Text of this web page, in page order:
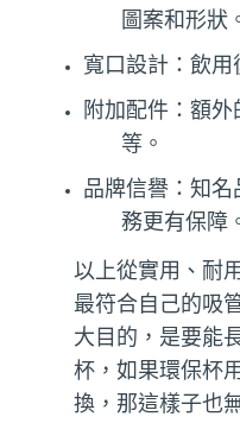
圖案和形狀
寬口設計：飲用
附加配件：額
等。
品牌信譽：知
務更有保障
以上從實用、耐
最符合自己的吸
大目的，是要能
杯，如果環保杯
換，那這樣子也